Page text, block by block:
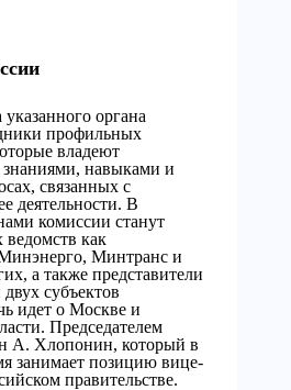
органа
профильных
владеют
навыками и
связанных с
деятельности. В
комиссии станут
ведомств как
Минтранс и
а также представители
субъектов
идет о Москве и
Председателем
А. Хлопонин, который в
занимает позицию вице-
правительстве.